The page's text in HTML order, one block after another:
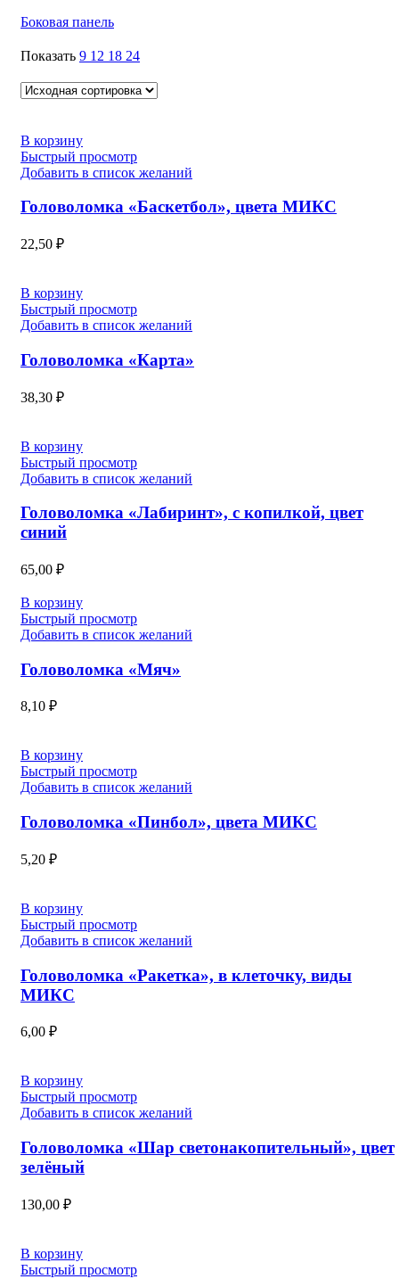
Боковая панель
Показать 9 12 18 24
В корзину
Быстрый просмотр
Добавить в список желаний
Головоломка «Баскетбол», цвета МИКС
22,50 ₽
В корзину
Быстрый просмотр
Добавить в список желаний
Головоломка «Карта»
38,30 ₽
В корзину
Быстрый просмотр
Добавить в список желаний
Головоломка «Лабиринт», с копилкой, цвет
синий
65,00 ₽
В корзину
Быстрый просмотр
Добавить в список желаний
Головоломка «Мяч»
8,10 ₽
В корзину
Быстрый просмотр
Добавить в список желаний
Головоломка «Пинбол», цвета МИКС
5,20 ₽
В корзину
Быстрый просмотр
Добавить в список желаний
Головоломка «Ракетка», в клеточку, виды
МИКС
6,00 ₽
В корзину
Быстрый просмотр
Добавить в список желаний
Головоломка «Шар светонакопительный», цвет
зелёный
130,00 ₽
В корзину
Быстрый просмотр